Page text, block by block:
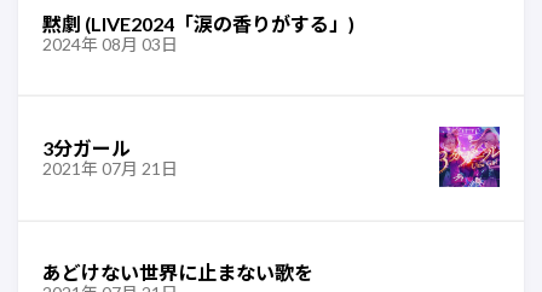
黙劇 (LIVE2024「涙の香りがする」)
2024年 08月 03日
3分ガール
2021年 07月 21日
あどけない世界に止まない歌を